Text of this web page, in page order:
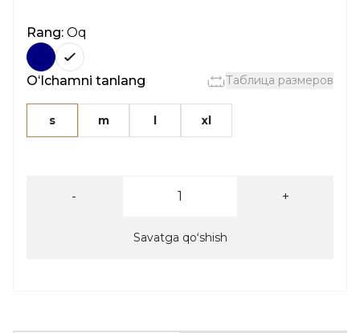
Rang: Oq
Oʻlchamni tanlang Таблица размеров
s m l xl
- +
Savatga qoʻshish